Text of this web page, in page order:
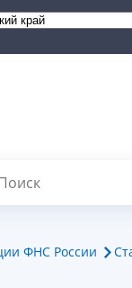
ФНС России